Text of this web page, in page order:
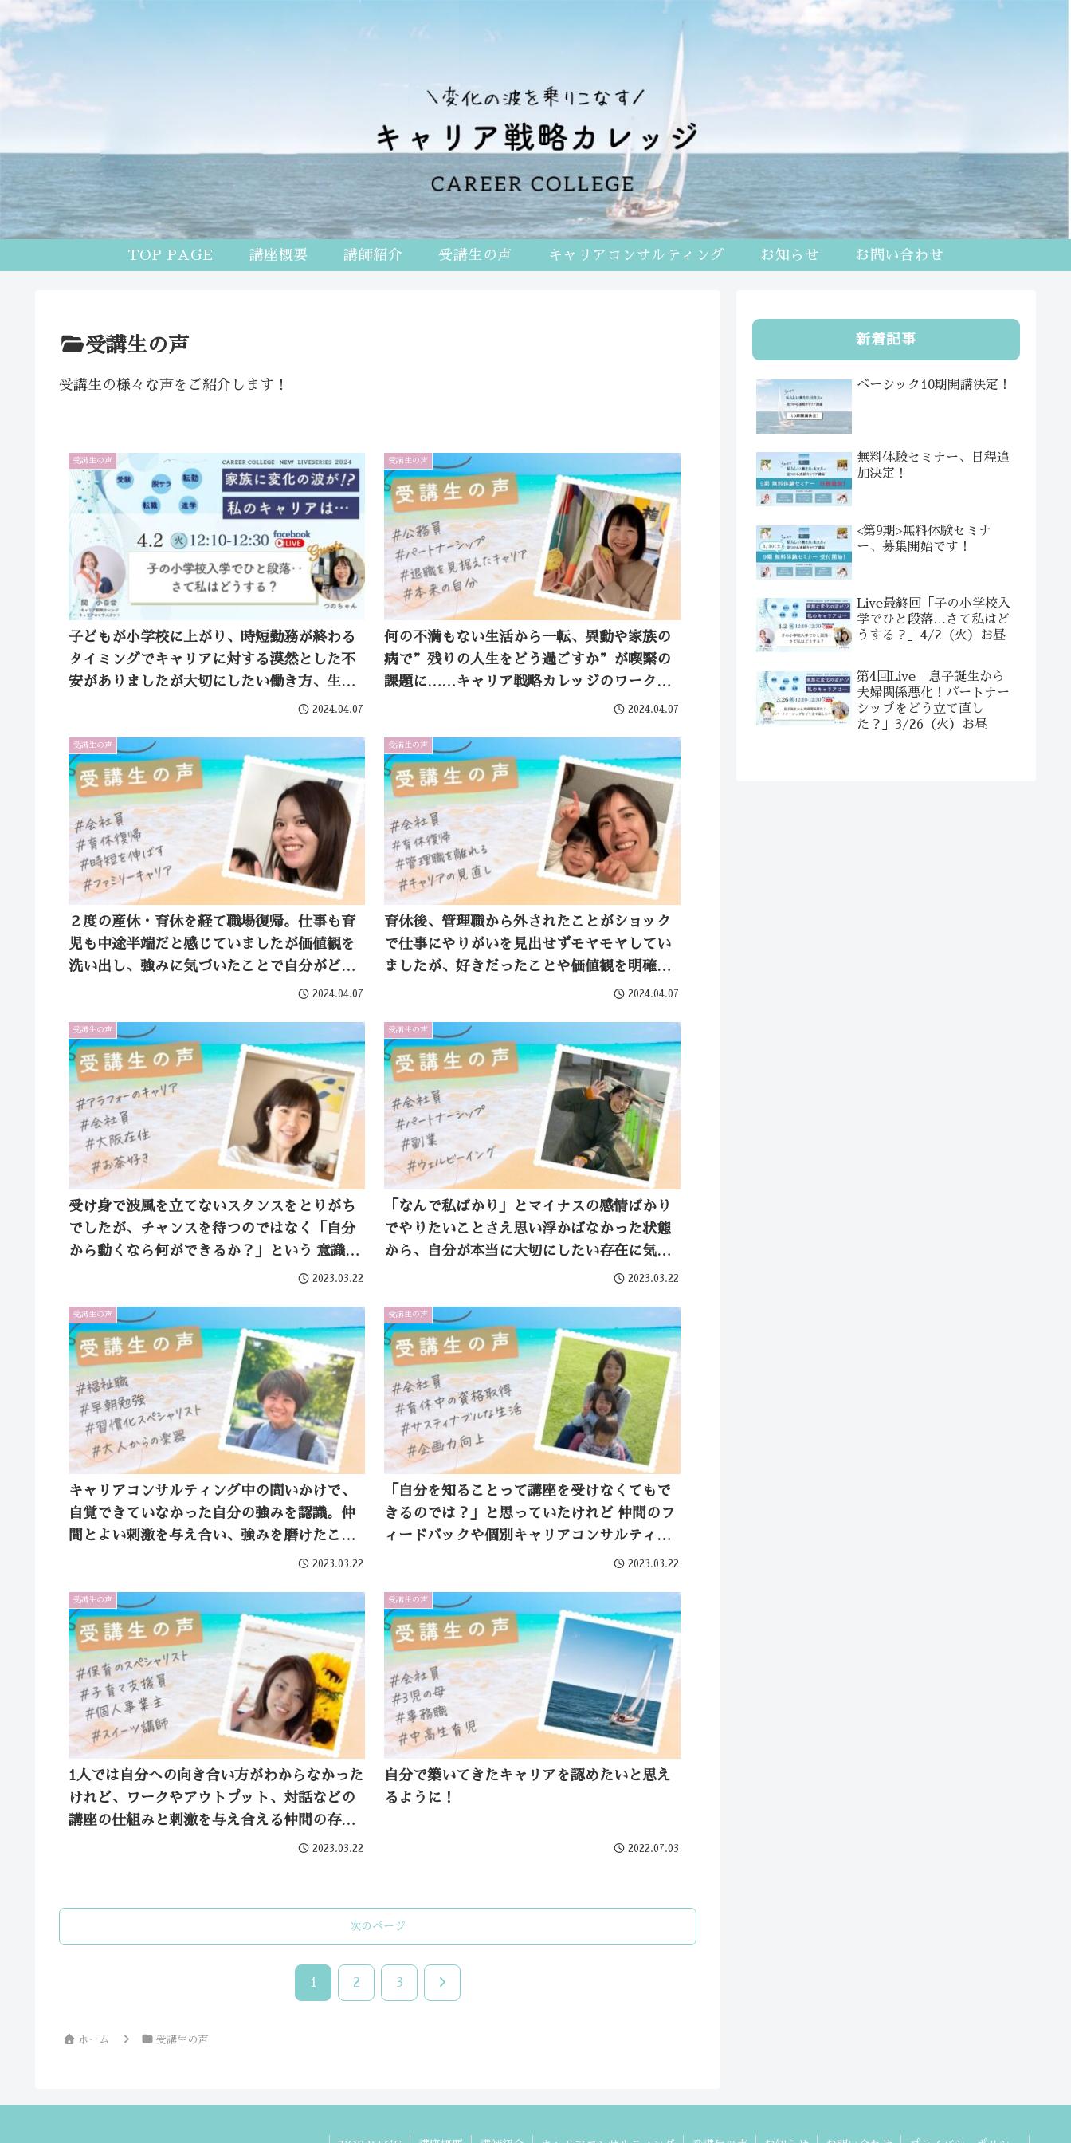
TOP PAGE 講座概要 講師紹介 受講生の声 キャリアコンサルティング お知らせ お問い合わせ
受講生の声
受講生の様々な声をご紹介します！
受講生の声
子どもが小学校に上がり、時短勤務が終わる
タイミングでキャリアに対する漠然とした不
安がありましたが大切にしたい働き方、生き
方を言葉にできたことで考え方が身軽になり
2024.04.07
受講生の声
何の不満もない生活から一転、異動や家族の
病で”残りの人生をどう過ごすか”が喫緊の
課題に……キャリア戦略カレッジのワークで
心から「私は私で大丈夫」と思えるようにな
2024.04.07
受講生の声
２度の産休・育休を経て職場復帰。仕事も育
児も中途半端だと感じていましたが価値観を
洗い出し、強みに気づいたことで自分がどう
ありたいかが明確に。迷いがなくなりまし
2024.04.07
受講生の声
育休後、管理職から外されたことがショック
で仕事にやりがいを見出せずモヤモヤしてい
ましたが、好きだったことや価値観を明確に
できたことで自分軸でキャリアをとらえられ
2024.04.07
受講生の声
受け身で波風を立てないスタンスをとりがち
でしたが、チャンスを待つのではなく「自分
から動くなら何ができるか？」という 意識が
芽生え、行動できるようになりました。2023.03.22
受講生の声
「なんで私ばかり」とマイナスの感情ばかり
でやりたいことさえ思い浮かばなかった状態
から、自分が本当に大切にしたい存在に気づ
けたことでパートナーシップが改善。副業に
2023.03.22
受講生の声
キャリアコンサルティング中の問いかけで、
自覚できていなかった自分の強みを認識。仲
間とよい刺激を与え合い、強みを磨けたこと
2023.03.22
受講生の声
「自分を知ることって講座を受けなくてもで
きるのでは？」と思っていたけれど 仲間のフ
ィードバックや個別キャリアコンサルティン
グで より深く、客観的な視点を得ることがで
2023.03.22
受講生の声
1人では自分への向き合い方がわからなかった
けれど、ワークやアウトプット、対話などの
講座の仕組みと刺激を与え合える仲間の存在
で自分なりのキャリアビジョンを描くことが
2023.03.22
受講生の声
自分で築いてきたキャリアを認めたいと思え
るように！
2022.07.03
次のページ
1 2 3 次
ホーム 受講生の声
新着記事
ベーシック10期開講決定！
無料体験セミナー、日程追
加決定！
<第9期>無料体験セミナ
ー、募集開始です！
Live最終回「子の小学校入
学でひと段落…さて私はど
うする？」4/2（火）お昼
第4回Live「息子誕生から
夫婦関係悪化！パートナー
シップをどう立て直し
た？」3/26（火）お昼